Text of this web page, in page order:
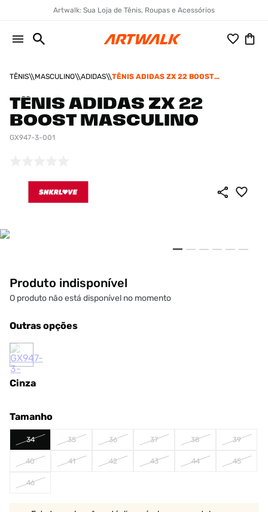
Artwalk: Sua Loja de Tênis, Roupas e Acessórios
TÊNIS MASCULINO ADIDAS
TÊNIS ADIDAS ZX 22 BOOST
TÊNIS ADIDAS ZX 22
BOOST MASCULINO
GX947-3-001
Produto indisponível
O produto não está disponível no momento
Outras opções
Cinza
Tamanho
34 35 36 37 38 39
40 41 42 43 44 45
46